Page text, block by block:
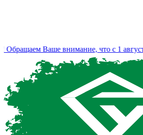
Ваше внимание, что с 1